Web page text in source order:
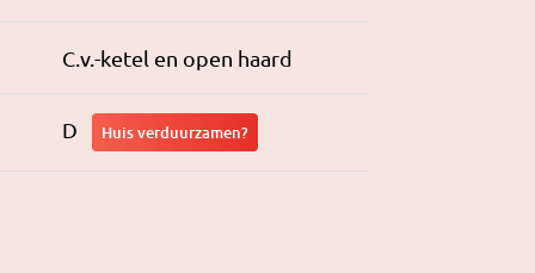
C.v.-ketel en open haard
D Huis verduurzamen?